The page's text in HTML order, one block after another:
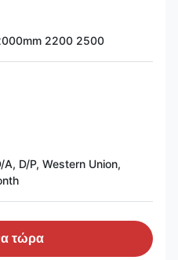
2200 2500
A, D/P, Western Union,
τώρα